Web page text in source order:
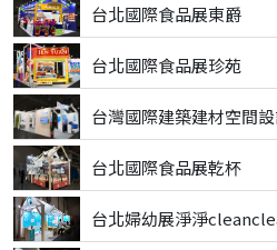
台北國際食品展東爵
台北國際食品展珍苑
台灣國際建築建材空間
台北國際食品展乾杯
台北婦幼展淨淨